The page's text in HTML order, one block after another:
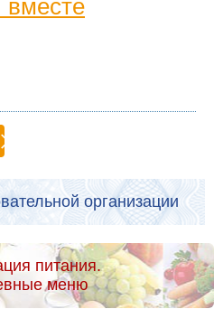
организации
питания.
меню